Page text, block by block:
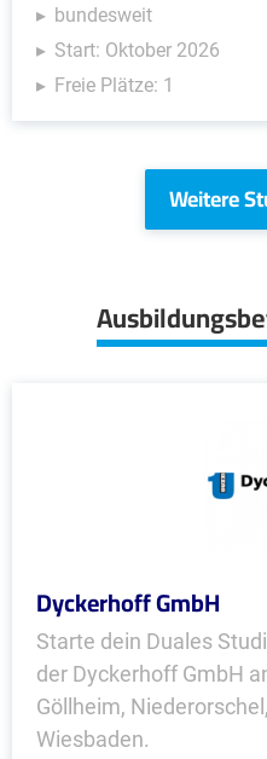
bundesweit
Start: Oktober 2026
Freie Plätze: 1
Weitere
Dyckerhoff GmbH
Starte dein Duales
der Dyckerhoff GmbH
Göllheim,
Wiesbaden.